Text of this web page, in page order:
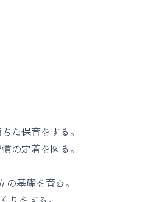
保育をする。
の定着を図る。
基礎を育む。